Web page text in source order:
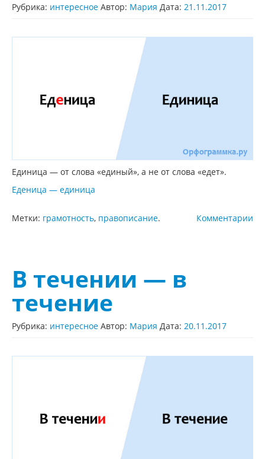
Рубрика: интересное Автор: Мария Дата: 21.11.2017
Единица — от слова «единый», а не от слова «едет».
Еденица — единица
Комментарии
Метки: грамотность, правописание.
В течении — в
течение
Рубрика: интересное Автор: Мария Дата: 20.11.2017